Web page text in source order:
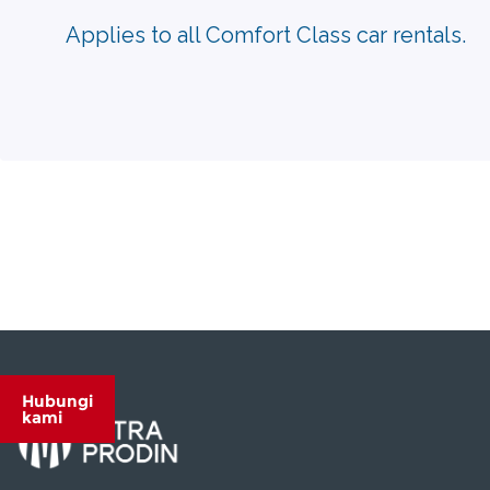
Applies to all Comfort Class car rentals.
Hubungi
kami